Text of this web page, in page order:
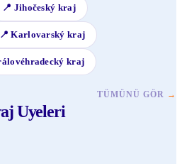
📍 Jihočeský kraj
📍Karlovarský kraj
kraj
Uyeleri
TÜMÜNÜ GÖR →